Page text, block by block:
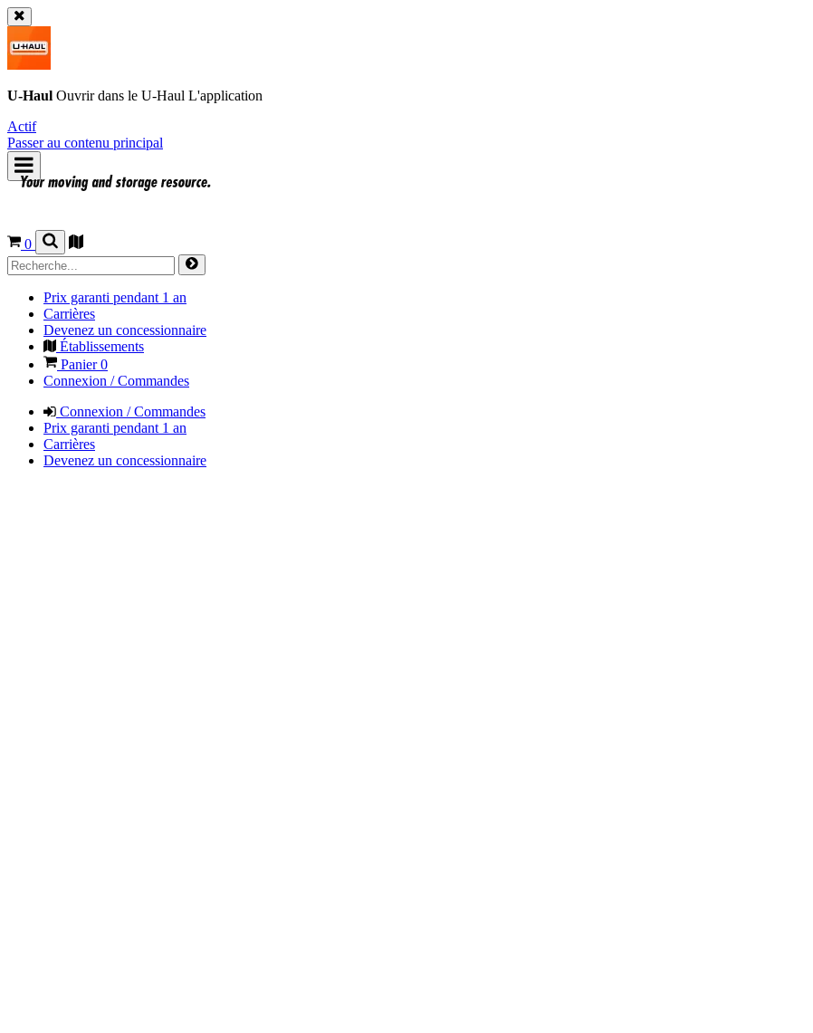
U-Haul Ouvrir dans le U-Haul L'application
Actif
Passer au contenu principal
0
Prix garanti pendant 1 an
Carrières
Devenez un concessionnaire
Établissements
Panier0
Connexion / Commandes
Connexion / Commandes
Prix garanti pendant 1 an
Carrières
Devenez un concessionnaire